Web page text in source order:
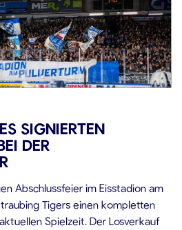
SIGNIERTEN
DER
Abschlussfeier im Eisstadion am
Tigers einen kompletten
Spielzeit. Der Losverkauf